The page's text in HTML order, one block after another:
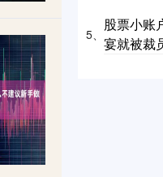
5、
股票小账
宴就被裁